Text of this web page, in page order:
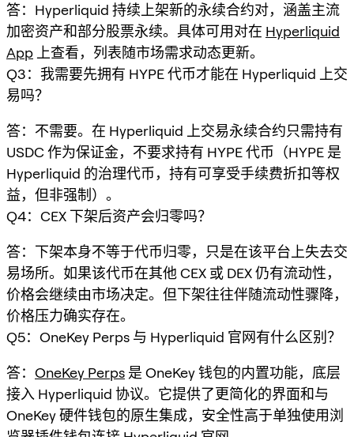
答：Hyperliquid 持续上架新的永续合约对，涵盖主流
加密资产和部分股票永续。具体可用对在 Hyperliquid
App 上查看，列表随市场需求动态更新。
Q3：我需要先拥有 HYPE 代币才能在 Hyperliquid 上交
易吗？
答：不需要。在 Hyperliquid 上交易永续合约只需持有
USDC 作为保证金，不要求持有 HYPE 代币（HYPE 是
Hyperliquid 的治理代币，持有可享受手续费折扣等权
益，但非强制）。
Q4：CEX 下架后资产会归零吗？
答：下架本身不等于代币归零，只是在该平台上失去交
易场所。如果该代币在其他 CEX 或 DEX 仍有流动性，
价格会继续由市场决定。但下架往往伴随流动性骤降，
价格压力确实存在。
Q5：OneKey Perps 与 Hyperliquid 官网有什么区别？
答： OneKey Perps 是 OneKey 钱包的内置功能，底层
接入 Hyperliquid 协议。它提供了更简化的界面和与
OneKey 硬件钱包的原生集成，安全性高于单独使用浏